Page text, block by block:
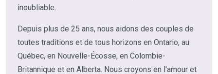
inoubliable.
Depuis plus de 25 ans, nous aidons des couples de
toutes traditions et de tous horizons en Ontario, au
Québec, en Nouvelle-Écosse, en Colombie-
Britannique et en Alberta. Nous croyons en l'amour et